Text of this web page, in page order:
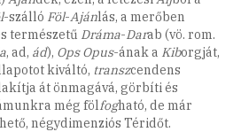
-szálló Föl-Ajánlás, a merőben
természetű Dráma-Darab (vö. rom.
, ad, ád), Ops Opus-ának a Kiborgját,
kiváltó, transzcendens
át önmagává, görbíti és
még fölfogható, de már
négydimenziós Téridőt.